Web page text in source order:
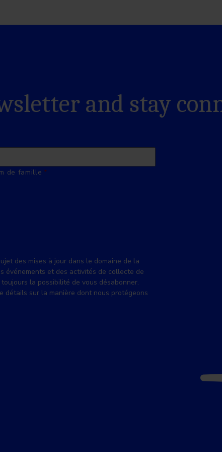
and stay
de famille
des mises à jour dans le domaine de la
événements et des activités de collecte de
la possibilité de vous désabonner.
détails sur la manière dont nous protégeons